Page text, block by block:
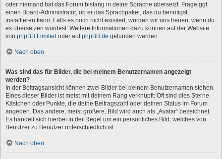
oder niemand hat das Forum bislang in deine Sprache übersetzt. Frage ggf.
einen Board-Administrator, ob er das Sprachpaket, das du benötigst,
installieren kann. Falls es noch nicht existiert, würden wir uns freuen, wenn du
es übersetzen würdest. Weitere Informationen dazu können auf der Website
von phpBB Limited oder aufphpBB.de gefunden werden.
Nach oben
Was sind das für Bilder, die bei meinem Benutzernamen angezeigt
werden?
In der Beitragsansicht können zwei Bilder bei deinem Benutzernamen stehen.
Eines dieser Bilder ist meist mit deinem Rang verknüpft: Oft sind dies Sterne,
Kästchen oder Punkte, die deine Beitragszahl oder deinen Status im Forum
angeben. Das andere, meist größere, Bild wird auch als „Avatar“ bezeichnet.
Es handelt sich hierbei in der Regel um ein persönliches Bild, welches von
Benutzer zu Benutzer unterschiedlich ist.
Nach oben